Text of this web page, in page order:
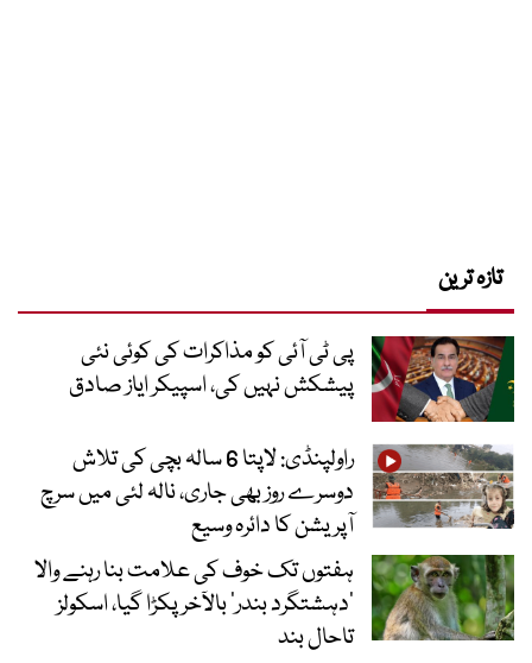
تازہ ترین
پی ٹی آئی کو مذاکرات کی کوئی نئی
پیشکش نہیں کی، اسپیکر ایاز صادق
راولپنڈی: لاپتا 6 سالہ بچی کی تلاش
دوسرے روز بھی جاری، نالہ لئی میں سرچ
آپریشن کا دائرہ وسیع
ہفتوں تک خوف کی علامت بنا رہنے والا
‘دہشتگرد بندر’ بالآخر پکڑا گیا، اسکولز
تاحال بند